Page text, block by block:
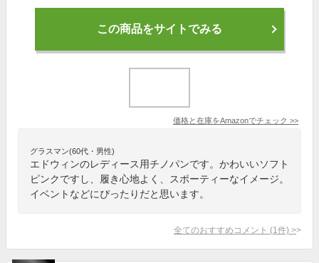
この商品をサイトでみる
価格と在庫をAmazonでチェック >>
グラスマン(60代・男性)
エドウィンのレディース用チノパンです。かわいいソフト
ピンクですし、履き心地よく、スポーティーなイメージ。
イベントなどにぴったりだと思います。
全てのおすすめコメント (1 件) >